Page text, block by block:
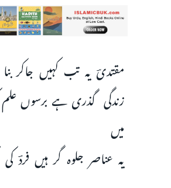
مقتدیؔ یہ تب کہیں جاکر
زندگی گذری ہے برسوں
میں
یہ عناصر جلوہ گر ہیں فردؔ